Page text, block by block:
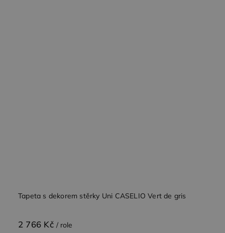
Tapeta s dekorem stěrky Uni CASELIO Vert de gris
2 766 Kč / role